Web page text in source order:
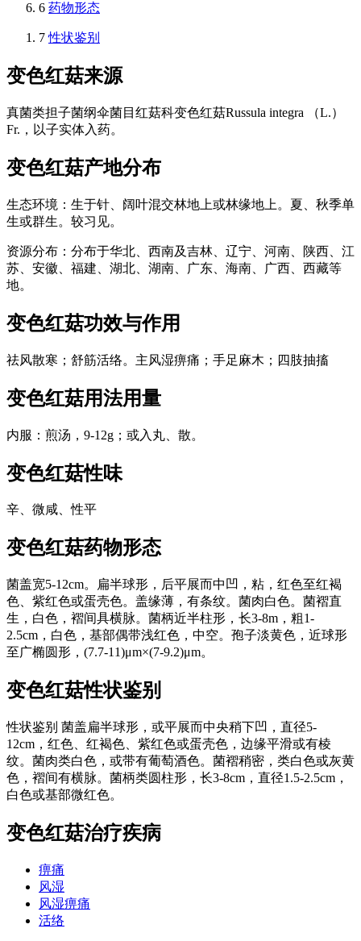
6 药物形态
7 性状鉴别
变色红菇来源
真菌类担子菌纲伞菌目红菇科变色红菇Russula integra （L.）
Fr.，以子实体入药。
变色红菇产地分布
生态环境：生于针、阔叶混交林地上或林缘地上。夏、秋季单
生或群生。较习见。
资源分布：分布于华北、西南及吉林、辽宁、河南、陕西、江
苏、安徽、福建、湖北、湖南、广东、海南、广西、西藏等
地。
变色红菇功效与作用
祛风散寒；舒筋活络。主风湿痹痛；手足麻木；四肢抽搐
变色红菇用法用量
内服：煎汤，9-12g；或入丸、散。
变色红菇性味
辛、微咸、性平
变色红菇药物形态
菌盖宽5-12cm。扁半球形，后平展而中凹，粘，红色至红褐
色、紫红色或蛋壳色。盖缘薄，有条纹。菌肉白色。菌褶直
生，白色，褶间具横脉。菌柄近半柱形，长3-8m，粗1-
2.5cm，白色，基部偶带浅红色，中空。孢子淡黄色，近球形
至广椭圆形，(7.7-11)μm×(7-9.2)μm。
变色红菇性状鉴别
性状鉴别 菌盖扁半球形，或平展而中央稍下凹，直径5-
12cm，红色、红褐色、紫红色或蛋壳色，边缘平滑或有棱
纹。菌肉类白色，或带有葡萄酒色。菌褶稍密，类白色或灰黄
色，褶间有横脉。菌柄类圆柱形，长3-8cm，直径1.5-2.5cm，
白色或基部微红色。
变色红菇治疗疾病
痹痛
风湿
风湿痹痛
活络